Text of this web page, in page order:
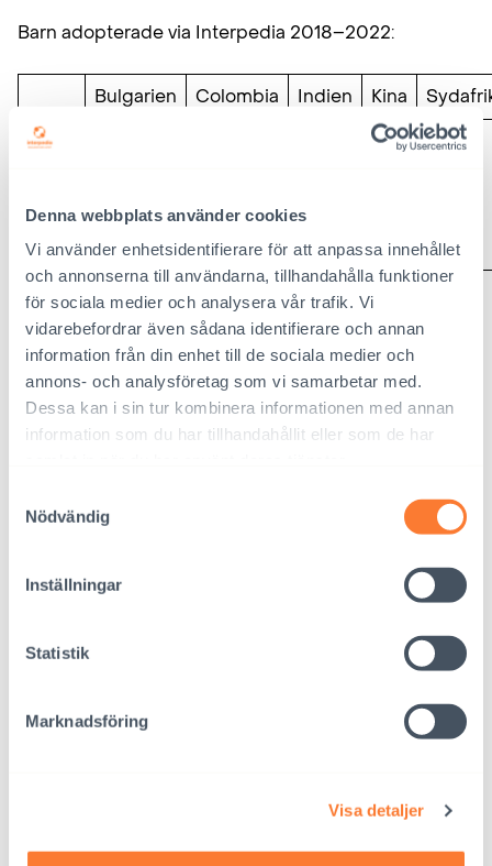
Denna webbplats använder cookies
Vi använder enhetsidentifierare för att anpassa innehållet
och annonserna till användarna, tillhandahålla funktioner
för sociala medier och analysera vår trafik. Vi
vidarebefordrar även sådana identifierare och annan
information från din enhet till de sociala medier och
annons- och analysföretag som vi samarbetar med.
Dessa kan i sin tur kombinera informationen med annan
information som du har tillhandahållit eller som de har
Nödvändig
Inställningar
Statistik
Marknadsföring
Visa detaljer
Barn adopterade via Interpedia 2018–2022:
Bulgarien Colombia Indien Kina
2022
2019
2018
9
6
3
6
2
13
10
Vid ankomsten var barnen 0–7 år gamla, 25 pojkar
och 12 flickor. Den största åldersgruppen var
ettåringarna (11).
Mer statistik